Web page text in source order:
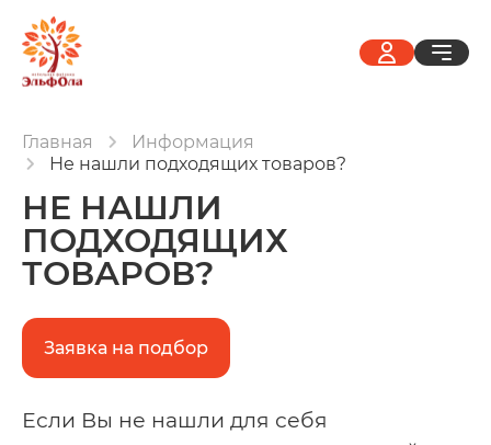
Главная
Информация
Не нашли подходящих товаров?
НЕ НАШЛИ
ПОДХОДЯЩИХ
ТОВАРОВ?
Заявка на подбор
Если Вы не нашли для себя